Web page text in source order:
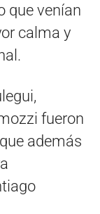
que venían
calma y
fueron
además